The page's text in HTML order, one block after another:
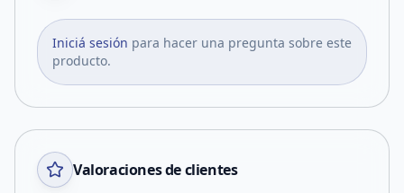
Iniciá sesión para hacer una pregunta sobre este
producto.
Valoraciones de clientes